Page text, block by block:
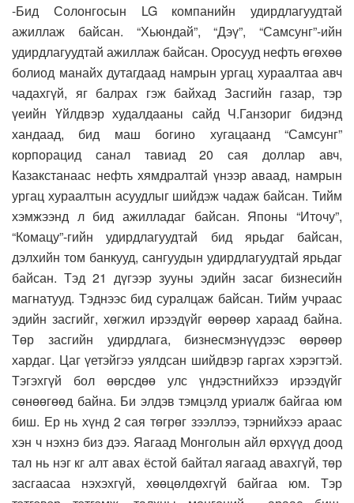
-Бид Солонгосын LG компанийн удирдлагуудтай
ажиллаж байсан. “Хьюндай”, “Дэү”, “Самсунг”-ийн
удирдлагуудтай ажиллаж байсан. Оросууд нефть өгөхөө
болиод манайх дутагдаад намрын ургац хураалтаа авч
чадахгүй, яг балрах гэж байхад Засгийн газар, тэр
үеийн Үйлдвэр худалдааны сайд Ч.Ганзориг бидэнд
хандаад, бид маш богино хугацаанд “Самсунг”
корпорацид санал тавиад 20 сая доллар авч,
Казакстанаас нефть хямдралтай үнээр аваад, намрын
ургац хураалтын асуудлыг шийдэж чадаж байсан. Тийм
хэмжээнд л бид ажилладаг байсан. Японы “Иточу”,
“Комацу”-гийн удирдлагуудтай бид ярьдаг байсан,
дэлхийн том банкууд, сангуудын удирдлагуудтай ярьдаг
байсан. Тэд 21 дүгээр зууны эдийн засаг бизнесийн
магнатууд. Тэднээс бид суралцаж байсан. Тийм учраас
эдийн засгийг, хөгжил ирээдүйг өөрөөр хараад байна.
Төр засгийн удирдлага, бизнесмэнүүдээс өөрөөр
хардаг. Цаг үетэйгээ уялдсан шийдвэр гаргах хэрэгтэй.
Тэгэхгүй бол өөрсдөө улс үндэстнийхээ ирээдүйг
сөнөөгөөд байна. Би элдэв тэмцэлд уриалж байгаа юм
биш. Ер нь хүнд 2 сая төгрөг зээллээ, тэрнийхээ араас
хэн ч нэхнэ биз дээ. Яагаад Монголын айл өрхүүд доод
тал нь нэг кг алт авах ёстой байтал яагаад авахгүй, төр
засгаасаа нэхэхгүй, хөөцөлдөхгүй байгаа юм. Тэр